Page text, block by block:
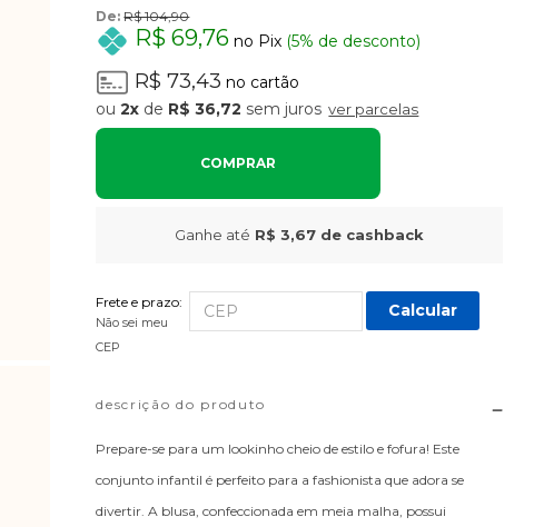
De:R$ 104,90
R$ 69,76 no Pix (5% de desconto)
R$ 73,43 no cartão
2x de R$ 36,72 sem juros ver parcelas
COMPRAR
Ganhe até R$ 3,67de cashback
Frete e prazo:
Não sei meu
CEP
Calcular
descrição do produto
Prepare-se para um lookinho cheio de estilo e fofura! Este
conjunto infantil é perfeito para a fashionista que adora se
divertir. A blusa, confeccionada em meia malha, possui